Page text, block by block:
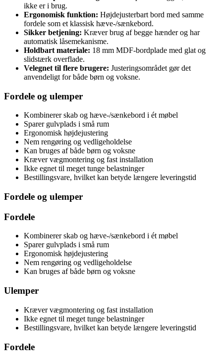
ikke er i brug.
Ergonomisk funktion: Højdejusterbart bord med samme
fordele som et klassisk hæve-/sænkebord.
Sikker betjening: Kræver brug af begge hænder og har
automatisk låsemekanisme.
Holdbart materiale: 18 mm MDF-bordplade med glat og
slidstærk overflade.
Velegnet til flere brugere: Justeringsområdet gør det
anvendeligt for både børn og voksne.
Fordele og ulemper
Kombinerer skab og hæve-/sænkebord i ét møbel
Sparer gulvplads i små rum
Ergonomisk højdejustering
Nem rengøring og vedligeholdelse
Kan bruges af både børn og voksne
Kræver vægmontering og fast installation
Ikke egnet til meget tunge belastninger
Bestillingsvare, hvilket kan betyde længere leveringstid
Fordele og ulemper
Fordele
Kombinerer skab og hæve-/sænkebord i ét møbel
Sparer gulvplads i små rum
Ergonomisk højdejustering
Nem rengøring og vedligeholdelse
Kan bruges af både børn og voksne
Ulemper
Kræver vægmontering og fast installation
Ikke egnet til meget tunge belastninger
Bestillingsvare, hvilket kan betyde længere leveringstid
Fordele